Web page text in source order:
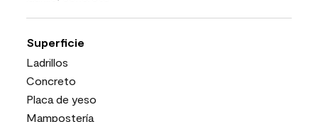
Superficie
Ladrillos
Concreto
Placa de yeso
Mampostería